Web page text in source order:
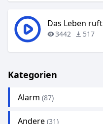
Das Leben ruft
3442 517
Kategorien
Alarm (87)
Andere (31)